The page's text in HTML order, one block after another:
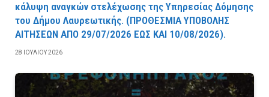
κάλυψη αναγκών στελέχωσης της Υπηρεσίας Δόμησης
του Δήμου Λαυρεωτικής. (ΠPOΘEΣMIA YΠOBOΛHΣ
AITHΣEΩN AΠO 29/07/2026 EΩΣ KAI 10/08/2026).
28 ΙΟΥΛΊΟΥ 2026